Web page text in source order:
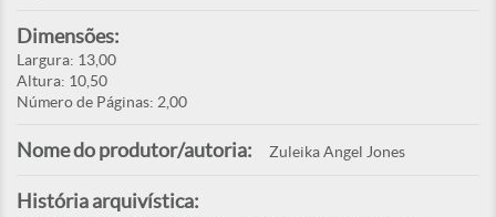
Dimensões:
Largura: 13,00
Altura: 10,50
Número de Páginas: 2,00
Nome do produtor/autoria: Zuleika Angel Jones
História arquivística: